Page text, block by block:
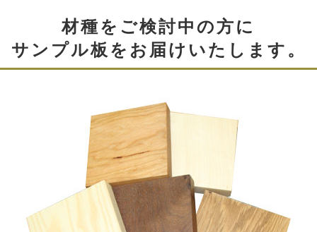
伝統技法「蟻組」
引き出しは「蟻組（ダブテール）」と呼ばれる組み方で
作成されています。
とても丈夫な組み方で高級家具の引き出し等に使われて
いる技法で作成しています。
材種をご検討中の方に
サンプル板をお届けいたします。